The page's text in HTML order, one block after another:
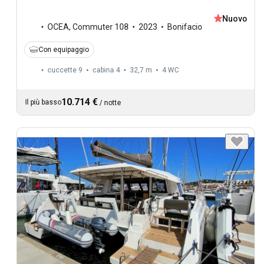
OCEA, Commuter 108 2023 Bonifacio
Nuovo
Con equipaggio
cuccette 9 cabina 4 32,7 m 4 WC
Il più basso10.714 € / notte